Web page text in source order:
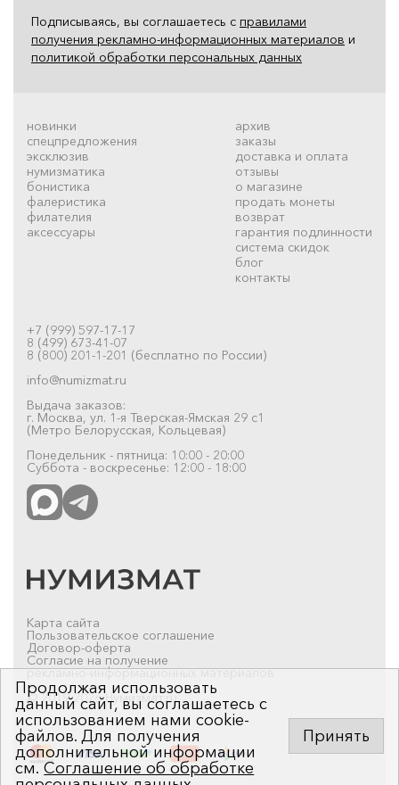
Подписываясь, вы соглашаетесь с правилами
получения рекламно-информационных материалов и
политикой обработки персональных данных
новинки
спецпредложения
эксклюзив
нумизматика
бонистика
фалеристика
филателия
аксессуары
архив
заказы
доставка и оплата
отзывы
о магазине
продать монеты
возврат
гарантия подлинности
система скидок
блог
контакты
+7 (999) 597-17-17
8 (499) 673-41-07
8 (800) 201-1-201 (бесплатно по России)
info@numizmat.ru
Выдача заказов:
г. Москва, ул. 1-я Тверская-Ямская 29 с1
(Метро Белорусская, Кольцевая)
Понедельник - пятница: 10:00 - 20:00
Суббота - воскресенье: 12:00 - 18:00
Карта сайта
Пользовательское соглашение
Договор-оферта
Согласие на получение
рекламно-информационных материалов
© 2019-2026 Нумизмат.ru
Продолжая использовать
данный сайт, вы соглашаетесь с
использованием нами cookie-
файлов. Для получения
дополнительной информации
см.Соглашение об обработке
Принять